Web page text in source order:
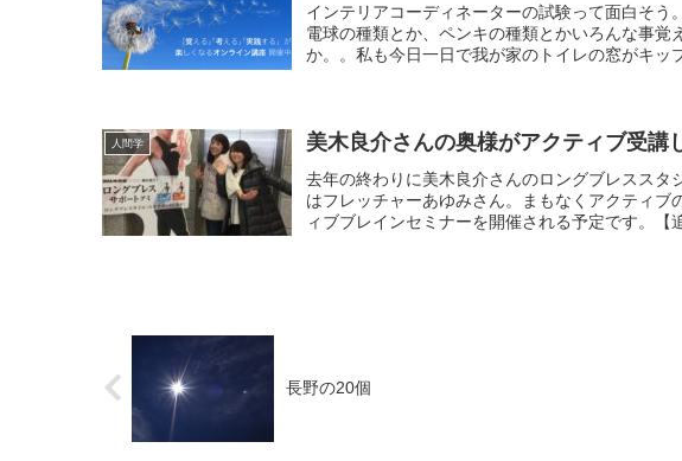
インテリアコーディネーターの試験って面白そう
電球の種類とか、ペンキの種類とかいろんな事覚
か。。私も今日一日で我が家のトイレの窓がキッ
人間学 美木良介さんの奥様がアクティブ受講
去年の終わりに美木良介さんのロングブレスス
はフレッチャーあゆみさん。まもなくアクティブ
ィブブレインセミナーを開催される予定です。【
長野の20個